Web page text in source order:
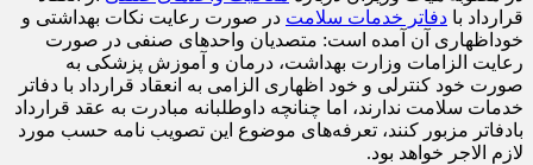
قرارداد با دفاتر خدمات سلامت در صورت رعایت نکات بهداشتی و
خوداظهاری آن آمده است: متصدیان واحدهای صنفی در صورت
رعایت الزامات وزارت بهداشت، درمان و آموزش پزشکی به
صورت خود کنترلی و خود اظهاری الزامی به انعقاد قرارداد با دفاتر
خدمات سلامت ندارند، اما چنانچه داوطلبانه مبادرت به عقد قرارداد
بادفاتر مزبور کنند، تعرفه‌های موضوع این تصویب نامه حسب مورد
لازم الاجر خواهد بود.